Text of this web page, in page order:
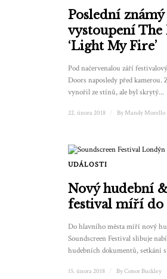
Poslední známý
vystoupení The
‘Light My Fire’
Pod načervenalou září
Doors naposledy před kamerou.
vynořil ze stínů, ale byl skrytý...
22. února 2018 By Mandy Morello
UDÁLOSTI
Nový hudební
festival míří do
Do hlavního města míří nový
Soundscreen Festival slibuje
hudebních dokumentů, setkání
15. února 2018 ByConor Buckley